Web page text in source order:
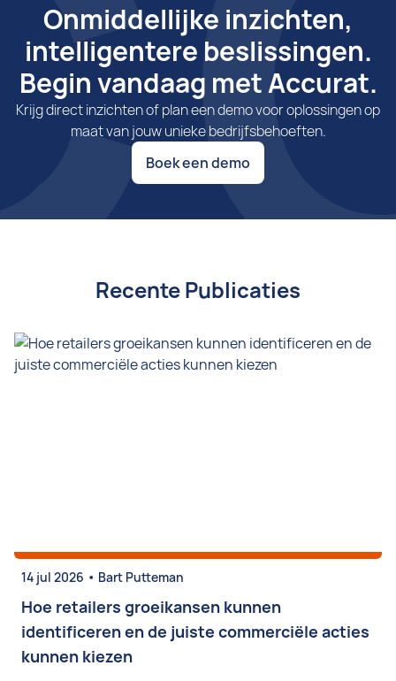
Onmiddellijke inzichten,
intelligentere beslissingen.
Begin vandaag met Accurat.
Krijg direct inzichten of plan een demo voor oplossingen op
maat van jouw unieke bedrijfsbehoeften.
Boek een demo
Recente Publicaties
14 jul 2026 • Bart Putteman
Hoe retailers groeikansen kunnen
identificeren en de juiste commerciële acties
kunnen kiezen